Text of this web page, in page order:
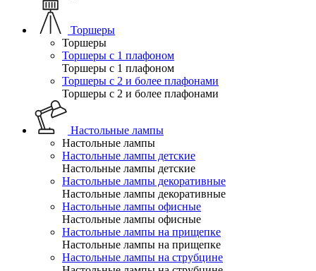
Торшеры
Торшеры
Торшеры с 1 плафоном
Торшеры с 1 плафоном
Торшеры с 2 и более плафонами
Торшеры с 2 и более плафонами
Настольные лампы
Настольные лампы
Настольные лампы детские
Настольные лампы детские
Настольные лампы декоративные
Настольные лампы декоративные
Настольные лампы офисные
Настольные лампы офисные
Настольные лампы на прищепке
Настольные лампы на прищепке
Настольные лампы на струбцине